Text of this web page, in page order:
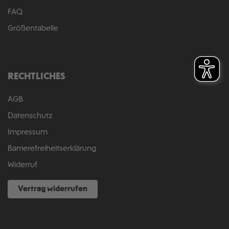
FAQ
Größentabelle
RECHTLICHES
AGB
Datenschutz
Impressum
Barrierefreiheitserklärung
Widerruf
Vertrag widerrufen